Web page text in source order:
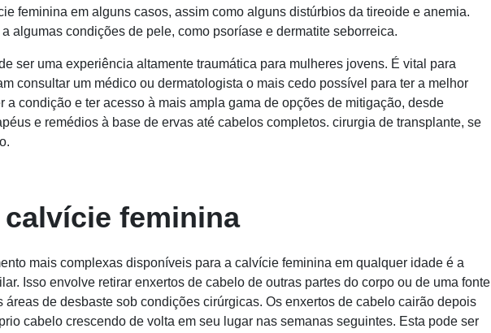
feminina em alguns casos, assim como alguns distúrbios da tireoide e anemia.
algumas condições de pele, como psoríase e dermatite seborreica.
ser uma experiência altamente traumática para mulheres jovens. É vital para
consultar um médico ou dermatologista o mais cedo possível para ter a melhor
a condição e ter acesso à mais ampla gama de opções de mitigação, desde
e remédios à base de ervas até cabelos completos. cirurgia de transplante, se
feminina
mais complexas disponíveis para a calvície feminina em qualquer idade é a
Isso envolve retirar enxertos de cabelo de outras partes do corpo ou de uma fonte
áreas de desbaste sob condições cirúrgicas. Os enxertos de cabelo cairão depois
cabelo crescendo de volta em seu lugar nas semanas seguintes. Esta pode ser